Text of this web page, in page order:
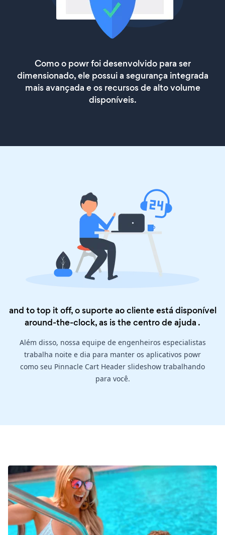
Como o powr foi desenvolvido para ser
dimensionado, ele possui a segurança integrada
mais avançada e os recursos de alto volume
disponíveis.
and to top it off, o suporte ao cliente está disponível
around-the-clock, as is thecentro de ajuda .
Além disso, nossa equipe de engenheiros especialistas
trabalha noite e dia para manter os aplicativos powr
como seu Pinnacle Cart Header slideshow trabalhando
para você.